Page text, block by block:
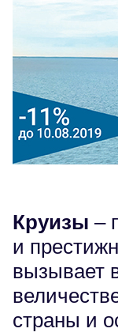
Круизы –
и
вызывает
страны и